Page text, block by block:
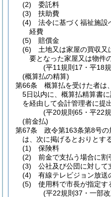
(2)
委託料
(3)
扶助費
(4)
法令に基づく福祉施設
経費
(5)
賠償金
(6)
土地又は家屋の買収
要となった家屋又は物件
(平11規則17・平18
(概算払の精算)
第66条
概算払を受けた者は
5日以内に、概算払精算書
を経由して会計管理者に提
(平20規則65・平22
(前金払)
第67条
政令第163条第8号
は、次に掲げるとおりとする
(1)
保険料
(2)
前金で支払う場合に割
(3)
公社及び公団に対して
(4)
有線テレビジョン放送
(5)
使用料で市長が指定す
(平22規則37・一部